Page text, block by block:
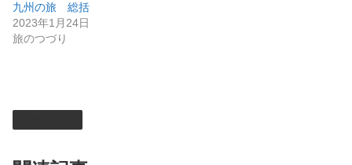
九州の旅 総括
2023年1月24日
旅のつづり